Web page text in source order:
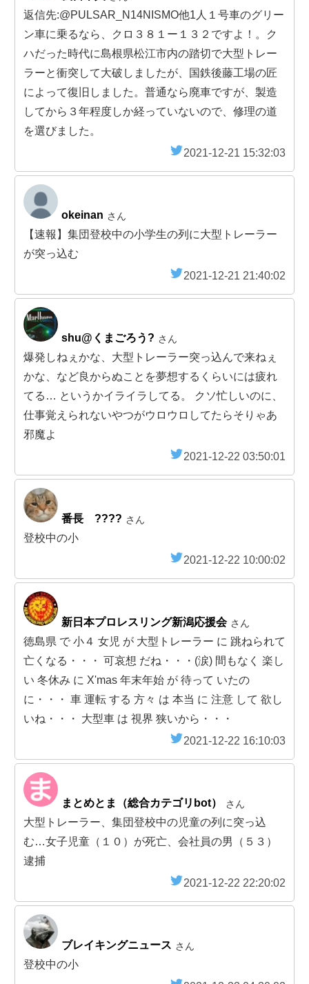
返信先:@PULSAR_N14NISMO他1人１号車のグリー
ン車に乗るなら、クロ３８１ー１３２ですよ！。ク
ハだった時代に島根県松江市内の踏切で大型トレー
ラーと衝突して大破しましたが、国鉄後藤工場の匠
によって復旧しました。普通なら廃車ですが、製造
してから３年程度しか経っていないので、修理の道
を選びました。
2021-12-21 15:32:03
okeinan さん
【速報】集団登校中の小学生の列に大型トレーラー
が突っ込む
2021-12-21 21:40:02
shu@くまごろう? さん
爆発しねぇかな、大型トレーラー突っ込んで来ねぇ
かな、など良からぬことを夢想するくらいには疲れ
てる… というかイライラしてる。 クソ忙しいのに、
仕事覚えられないやつがウロウロしてたらそりゃあ
邪魔よ
2021-12-22 03:50:01
番長 ???? さん
登校中の小
2021-12-22 10:00:02
新日本プロレスリング新潟応援会 さん
徳島県 で 小４ 女児 が 大型トレーラー に 跳ねられて
亡くなる・・・ 可哀想 だね・・・(涙) 間もなく 楽し
い 冬休み に X'mas 年末年始 が 待って いたの
に・・・ 車 運転 する 方々 は 本当 に 注意 して 欲し
いね・・・ 大型車 は 視界 狭いから・・・
2021-12-22 16:10:03
まとめとま（総合カテゴリbot） さん
大型トレーラー、集団登校中の児童の列に突っ込
む…女子児童（１０）が死亡、会社員の男（５３）
逮捕
2021-12-22 22:20:02
ブレイキングニュース さん
登校中の小